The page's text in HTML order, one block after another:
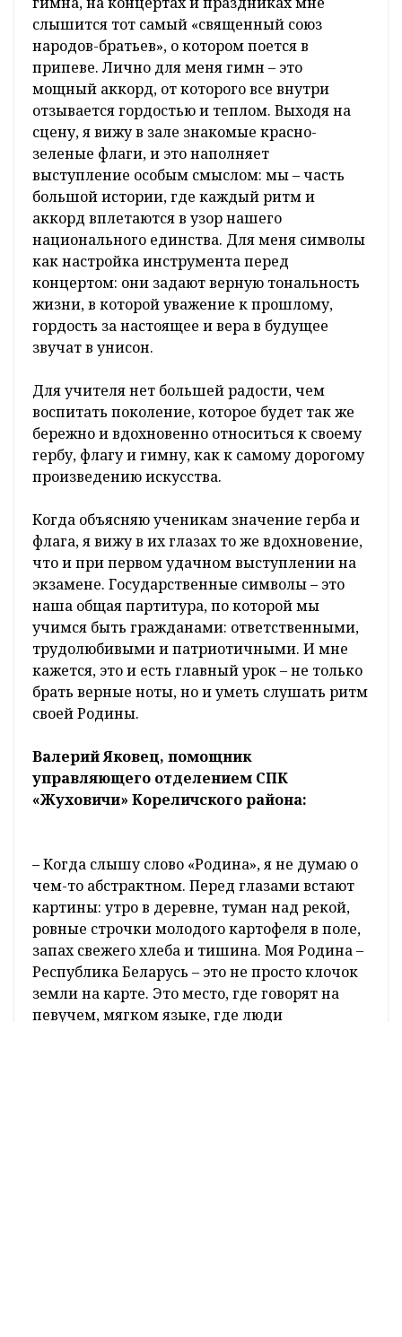
– Государственные символы – живая связь
между поколениями, которую я, как молодой
педагог и музыкант, чувствую особенно
остро. В каждой ноте белорусских
композиторов, в торжественном звучании
гимна, на концертах и праздниках мне
слышится тот самый «священный союз
народов-братьев», о котором поется в
припеве. Лично для меня гимн – это
мощный аккорд, от которого все внутри
отзывается гордостью и теплом. Выходя на
зеленые флаги, и это наполняет
выступление особым смыслом: мы – часть
большой истории, где каждый ритм и
аккорд вплетаются в узор нашего
национального единства. Для меня символы
концертом: они задают верную тональность
жизни, в которой уважение к прошлому,
гордость за настоящее и вера в будущее
звучат в унисон.
Для учителя нет большей радости, чем
воспитать поколение, которое будет так же
бережно и вдохновенно относиться к своему
гербу, флагу и гимну, как к самому дорогому
произведению искусства.
Когда объясняю ученикам значение герба и
флага, я вижу в их глазах то же вдохновение,
что и при первом удачном выступлении на
учимся быть гражданами: ответственными,
трудолюбивыми и патриотичными. И мне
кажется, это и есть главный урок – не только
брать верные ноты, но и уметь слушать ритм
своей Родины.
Валерий Яковец, помощник
управляющего отделением СПК